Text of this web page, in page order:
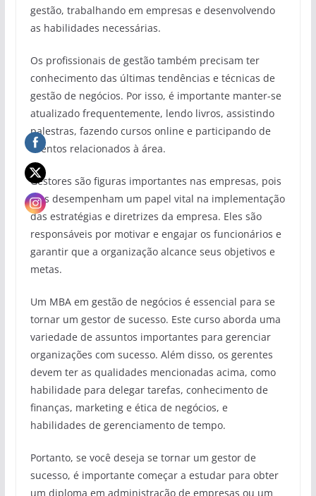
gestão, trabalhando em empresas e desenvolvendo
as habilidades necessárias.
Os profissionais de gestão também precisam ter
conhecimento das últimas tendências e técnicas de
gestão de negócios. Por isso, é importante manter-se
atualizado frequentemente, lendo livros, assistindo
palestras, fazendo cursos online e participando de
eventos relacionados à área.
Gestores são figuras importantes nas empresas, pois
eles desempenham um papel vital na implementação
das estratégias e diretrizes da empresa. Eles são
responsáveis por motivar e engajar os funcionários e
garantir que a organização alcance seus objetivos e
metas.
Um MBA em gestão de negócios é essencial para se
tornar um gestor de sucesso. Este curso aborda uma
variedade de assuntos importantes para gerenciar
organizações com sucesso. Além disso, os gerentes
devem ter as qualidades mencionadas acima, como
habilidade para delegar tarefas, conhecimento de
finanças, marketing e ética de negócios, e
habilidades de gerenciamento de tempo.
Portanto, se você deseja se tornar um gestor de
sucesso, é importante começar a estudar para obter
um diploma em administração de empresas ou um